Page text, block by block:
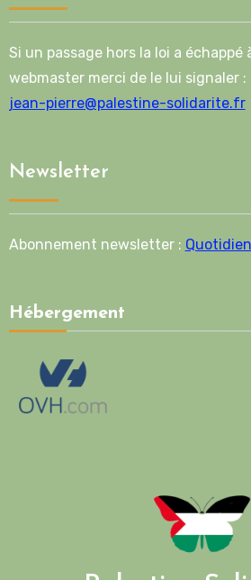
Si un passage hors la loi a échappé
webmaster merci de le lui signaler :
jean-pierre@palestine-solidarite.fr
Newsletter
Abonnement newsletter :
Hébergement